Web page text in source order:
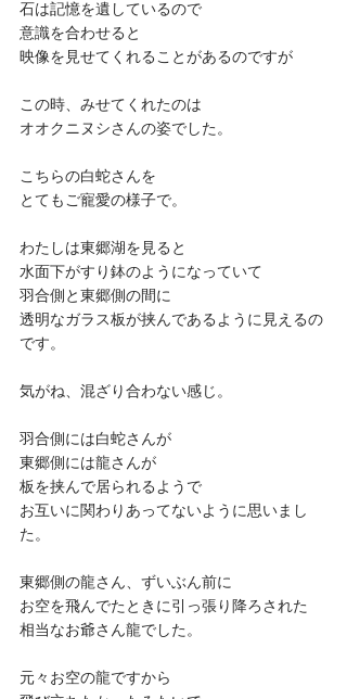
石は記憶を遺しているので
意識を合わせると
映像を見せてくれることがあるのですが
この時、みせてくれたのは
オオクニヌシさんの姿でした。
こちらの白蛇さんを
とてもご寵愛の様子で。
わたしは東郷湖を見ると
水面下がすり鉢のようになっていて
羽合側と東郷側の間に
透明なガラス板が挟んであるように見えるの
です。
気がね、混ざり合わない感じ。
羽合側には白蛇さんが
東郷側には龍さんが
板を挟んで居られるようで
お互いに関わりあってないように思いまし
た。
東郷側の龍さん、ずいぶん前に
お空を飛んでたときに引っ張り降ろされた
相当なお爺さん龍でした。
元々お空の龍ですから